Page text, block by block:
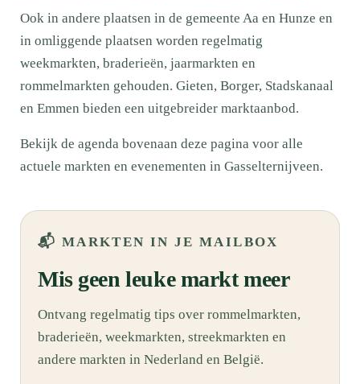
Ook in andere plaatsen in de gemeente Aa en Hunze en
in omliggende plaatsen worden regelmatig
weekmarkten, braderieën, jaarmarkten en
rommelmarkten gehouden. Gieten, Borger, Stadskanaal
en Emmen bieden een uitgebreider marktaanbod.
Bekijk de agenda bovenaan deze pagina voor alle
actuele markten en evenementen in Gasselternijveen.
📬 MARKTEN IN JE MAILBOX
Mis geen leuke markt meer
Ontvang regelmatig tips over rommelmarkten,
braderieën, weekmarkten, streekmarkten en
andere markten in Nederland en België.